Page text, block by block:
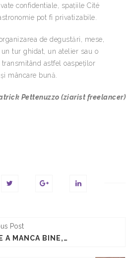
confidentiale, spațiile Cité
pot fi privatizabile.
de degustări, mese,
tur ghidat, un atelier sau o
astfel oaspeților
mâncare bună.
Pettenuzzo (ziarist freelancer)
Post
ARTA DE A MANCA BINE, BIO DE ALAIN ALEXANIAN